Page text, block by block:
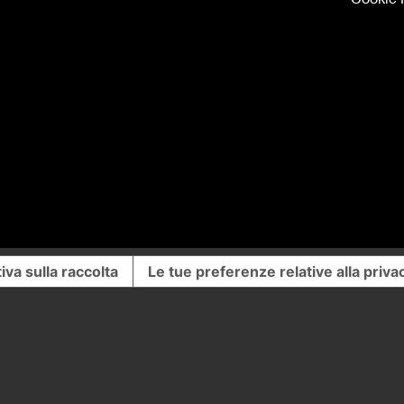
sulla raccolta Le tue preferenze relative alla